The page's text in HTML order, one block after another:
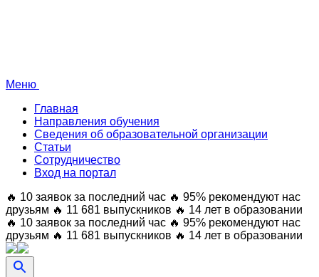
Меню
Главная
Направления обучения
Сведения об образовательной организации
Статьи
Сотрудничество
Вход на портал
🔥 10 заявок за последний час 🔥 95% рекомендуют нас
друзьям 🔥 11 681 выпускников 🔥 14 лет в образовании
🔥 10 заявок за последний час 🔥 95% рекомендуют нас
друзьям 🔥 11 681 выпускников 🔥 14 лет в образовании